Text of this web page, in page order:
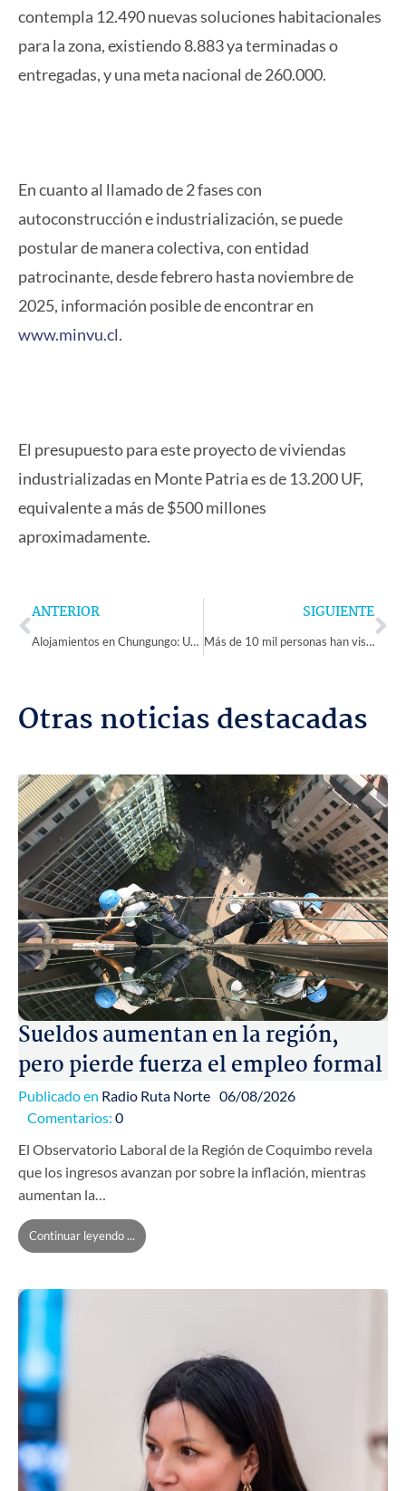
contempla 12.490 nuevas soluciones habitacionales
para la zona, existiendo 8.883 ya terminadas o
entregadas, y una meta nacional de 260.000.
En cuanto al llamado de 2 fases con
autoconstrucción e industrialización, se puede
postular de manera colectiva, con entidad
patrocinante, desde febrero hasta noviembre de
2025, información posible de encontrar en
www.minvu.cl.
El presupuesto para este proyecto de viviendas
industrializadas en Monte Patria es de 13.200 UF,
equivalente a más de $500 millones
aproximadamente.
Prev
ANTERIOR
Alojamientos en Chungungo: Una escapada perfecta para este 14 de febrero
SIGUIENTE
Más de 10 mil personas han visitado la Feria del Libro Coquimbo 2025
Otras noticias destacadas
Sueldos aumentan en la región,
pero pierde fuerza el empleo formal
Publicado en Radio Ruta Norte 06/08/2026
Comentarios: 0
El Observatorio Laboral de la Región de Coquimbo revela
que los ingresos avanzan por sobre la inflación, mientras
aumentan la…
Continuar leyendo ...